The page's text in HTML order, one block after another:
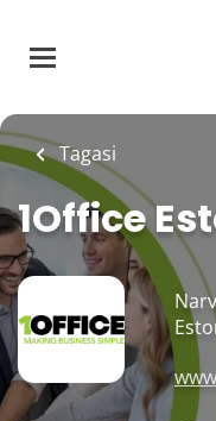
main
Tagasi
1Office